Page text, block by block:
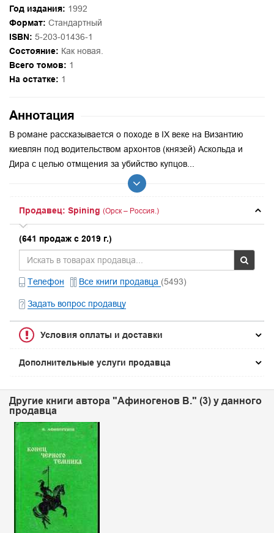
Год издания: 1992
Формат: Стандартный
ISBN: 5-203-01436-1
Состояние: Как новая.
Всего томов: 1
На остатке: 1
Аннотация
В романе рассказывается о походе в IX веке на Византию
киевлян под водительством архонтов (князей) Аскольда и
Дира с целью отмщения за убийство купцов...
Продавец: Spining (Орск – Россия.)
(641 продаж с 2019 г.)
Телефон Все книги продавца (5493)
Задать вопрос продавцу
Условия оплаты и доставки
Дополнительные услуги продавца
Другие книги автора "Афиногенов В." (3) у данного
продавца